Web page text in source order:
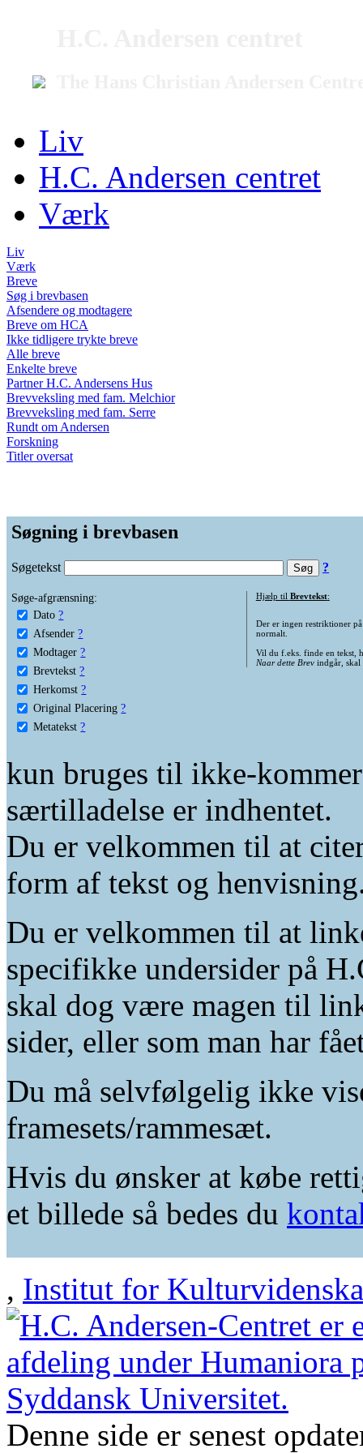
Liv
H.C. Andersen centret
Værk
Liv
Værk
Breve
Søg i brevbasen
Afsendere og modtagere
Breve om HCA
Ikke tidligere trykte breve
Alle breve
Enkelte breve
Partner H.C. Andersens Hus
Brevveksling med fam. Melchior
Brevveksling med fam. Serre
Rundt om Andersen
Forskning
Titler oversat
Søgning i brevbasen
Søgetekst ?
Søge-afgrænsning:
Dato ?
Afsender ?
Modtager ?
Brevtekst ?
Herkomst ?
Original Placering ?
Metatekst ?
Hjælp til Brevtekst:
Der er ingen restriktioner
normalt.
Vil du f.eks. finde en tekst,
Naar dette Brevindgår, skal
kun bruges til ikke-
særtilladelse er indhentet.
Du er velkommen til at
form af tekst og
Du er velkommen til at
specifikke undersider på
skal dog være magen til
sider, eller som man har
Du må selvfølgelig ikke
framesets/rammesæt.
Hvis du ønsker at købe
et billede så bedes du
, Institut for
Denne side er senest